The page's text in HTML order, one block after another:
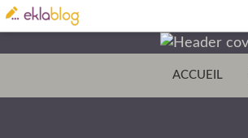
ACCUEIL